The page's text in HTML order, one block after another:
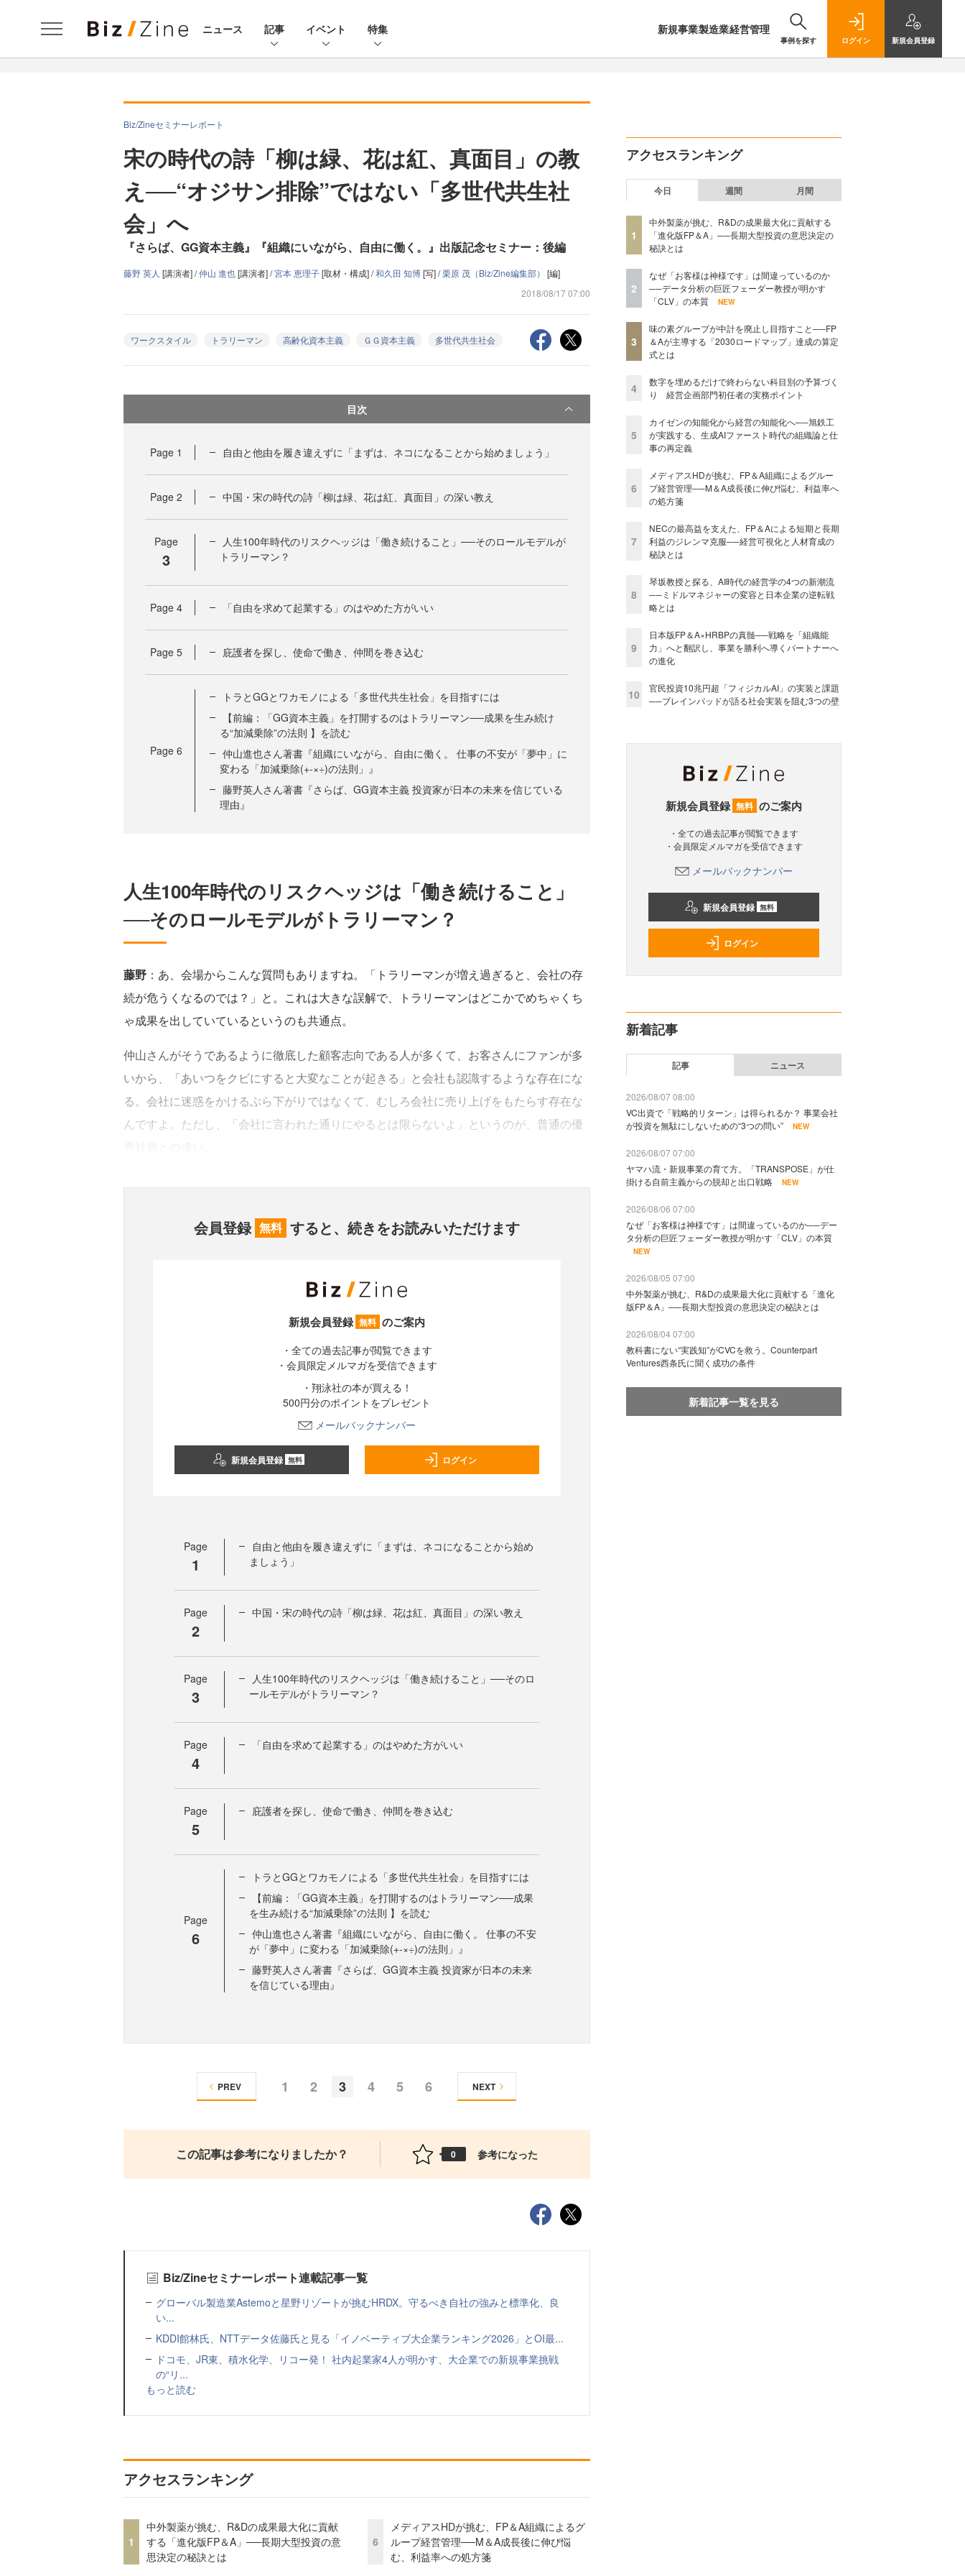
ニュース 記事 イベント 特集 新規事業製造業経営管理
事例を探す ログイン 新規会員登録
Biz/Zineセミナーレポート
宋の時代の詩「柳は緑、花は紅、真面目」の教
え──“オジサン排除”ではない「多世代共生社
会」へ
『さらば、GG資本主義』『組織にいながら、自由に働く。』出版記念セミナー：後編
藤野 英人 [講演者] /仲山 進也[講演者] /宮本 恵理子[取材・構成] /和久田 知博[写] /栗原 茂（Biz/Zine編集部） [編]
2018/08/17 07:00
ワークスタイル トラリーマン 高齢化資本主義 ＧＧ資本主義 多世代共生社会
目次
Page 1 自由と他由を履き違えずに「まずは、ネコになることから始めましょう」
Page 2 中国・宋の時代の詩「柳は緑、花は紅、真面目」の深い教え
Page
3
人生100年時代のリスクヘッジは「働き続けること」──そのロールモデルが
トラリーマン？
Page 4 「自由を求めて起業する」のはやめた方がいい
Page 5 庇護者を探し、使命で働き、仲間を巻き込む
Page 6
トラとGGとワカモノによる「多世代共生社会」を目指すには
【前編：「GG資本主義」を打開するのはトラリーマン──成果を生み続け
る“加減乗除”の法則 】を読む
仲山進也さん著書『組織にいながら、自由に働く。 仕事の不安が「夢中」に
変わる「加減乗除(+-×÷)の法則」』
藤野英人さん著書『さらば、GG資本主義 投資家が日本の未来を信じている
理由』
人生100年時代のリスクヘッジは「働き続けること」
──そのロールモデルがトラリーマン？
藤野 ：あ、会場からこんな質問もありますね。「トラリーマンが増え過ぎると、会社の存
続が危うくなるのでは？」と。これは大きな誤解で、トラリーマンはどこかでめちゃくち
ゃ成果を出していているというのも共通点。
仲山さんがそうであるように徹底した顧客志向である人が多くて、お客さんにファンが多
いから、「あいつをクビにすると大変なことが起きる」と会社も認識するような存在にな
る。会社に迷惑をかけるぶら下がりではなくて、むしろ会社に売り上げをもたらす存在な
んですよ。ただし、「会社に言われた通りにやるとは限らないよ」というのが、普通の優
会員登録 無料 すると、続きをお読みいただけます
新規会員登録 無料 のご案内
・全ての過去記事が閲覧できます
・会員限定メルマガを受信できます
・翔泳社の本が買える！
500円分のポイントをプレゼント
メールバックナンバー
新規会員登録 無料 ログイン
Page
1
自由と他由を履き違えずに「まずは、ネコになることから始め
ましょう」
Page
2
中国・宋の時代の詩「柳は緑、花は紅、真面目」の深い教え
Page
3
人生100年時代のリスクヘッジは「働き続けること」──そのロ
ールモデルがトラリーマン？
Page
4
「自由を求めて起業する」のはやめた方がいい
Page
5
庇護者を探し、使命で働き、仲間を巻き込む
Page
6
トラとGGとワカモノによる「多世代共生社会」を目指すには
【前編：「GG資本主義」を打開するのはトラリーマン──成果
を生み続ける“加減乗除”の法則 】を読む
仲山進也さん著書『組織にいながら、自由に働く。 仕事の不安
が「夢中」に変わる「加減乗除(+-×÷)の法則」』
藤野英人さん著書『さらば、GG資本主義 投資家が日本の未来
を信じている理由』
1 2 3 4 5 6
PREV NEXT
この記事は参考になりましたか？ 0 参考になった
Biz/Zineセミナーレポート連載記事一覧
グローバル製造業Astemoと星野リゾートが挑むHRDX。守るべき自社の強みと標準化、良
い...
KDDI館林氏、NTTデータ佐藤氏と見る「イノベーティブ大企業ランキング2026」とOI最...
ドコモ、JR東、積水化学、リコー発！ 社内起業家4人が明かす、大企業での新規事業挑戦
の“リ...
もっと読む
アクセスランキング
1
中外製薬が挑む、R&Dの成果最大化に貢献
する「進化版FP＆A」──長期大型投資の意
思決定の秘訣とは
6
メディアスHDが挑む、FP＆A組織によるグ
ループ経営管理──M＆A成長後に伸び悩
む、利益率への処方箋
アクセスランキング
今日 週間 月間
1
中外製薬が挑む、R&Dの成果最大化に貢献する
「進化版FP＆A」──長期大型投資の意思決定の
秘訣とは
2
なぜ「お客様は神様です」は間違っているのか
──データ分析の巨匠フェーダー教授が明かす
「CLV」の本質
NEW
3
味の素グループが中計を廃止し目指すこと──FP
＆Aが主導する「2030ロードマップ」達成の算定
式とは
4
数字を埋めるだけで終わらない科目別の予算づく
り 経営企画部門初任者の実務ポイント
5
カイゼンの知能化から経営の知能化へ──旭鉄工
が実践する、生成AIファースト時代の組織論と仕
事の再定義
6
メディアスHDが挑む、FP＆A組織によるグルー
プ経営管理──M＆A成長後に伸び悩む、利益率へ
の処方箋
7
NECの最高益を支えた、FP＆Aによる短期と長期
利益のジレンマ克服──経営可視化と人材育成の
秘訣とは
8
琴坂教授と探る、AI時代の経営学の4つの新潮流
──ミドルマネジャーの変容と日本企業の逆転戦
略とは
9
日本版FP＆A×HRBPの真髄──戦略を「組織能
力」へと翻訳し、事業を勝利へ導くパートナーへ
の進化
10
官民投資10兆円超「フィジカルAI」の実装と課題
──ブレインパッドが語る社会実装を阻む3つの壁
新規会員登録 無料 のご案内
・全ての過去記事が閲覧できます
・会員限定メルマガを受信できます
メールバックナンバー
新規会員登録 無料
ログイン
新着記事
記事 ニュース
2026/08/07 08:00
VC出資で「戦略的リターン」は得られるか？ 事業会社
が投資を無駄にしないための“3つの問い”
NEW
2026/08/07 07:00
ヤマハ流・新規事業の育て方。「TRANSPOSE」が仕
掛ける自前主義からの脱却と出口戦略
NEW
2026/08/06 07:00
なぜ「お客様は神様です」は間違っているのか──デー
タ分析の巨匠フェーダー教授が明かす「CLV」の本質
NEW
2026/08/05 07:00
中外製薬が挑む、R&Dの成果最大化に貢献する「進化
版FP＆A」──長期大型投資の意思決定の秘訣とは
2026/08/04 07:00
教科書にない“実践知”がCVCを救う。Counterpart
Ventures西条氏に聞く成功の条件
新着記事一覧を見る